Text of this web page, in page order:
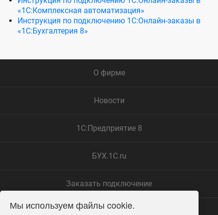
Мы используем файлы cookie.
«1С:Комплексная автоматизация»
Инструкция по подключению 1С:Онлайн-заказы в
«1C:Бухгалтерия 8»
О фирме
Новости
1С:Предприятие 8
БУХ.1С.ru
Заказать подключение
Замечания по сайту